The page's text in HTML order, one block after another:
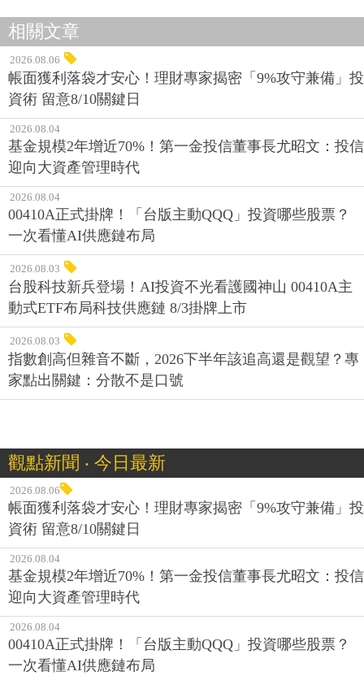
相關文章
2026.08.06
帳面獲利落袋才安心！理財專家揭密「9%攻守兼備」投
資術 留意8/10關鍵日
2026.08.04
基金規模2年增近70%！第一金投信董事長尤昭文：投信
迎向大資產管理時代
2026.08.04
00410A正式掛牌！「台版主動QQQ」投資哪些股票？
一次看懂AI供應鏈布局
2026.08.03
台股科技新兵登場！AI投資不光看護國神山 00410A主
動式ETF布局科技供應鏈 8/3掛牌上市
2026.08.03
指數創高但雜音不斷，2026下半年該追高還是觀望？專
家點出關鍵：分散不是口號
觀點新聞 ‧ 今日最新
2026.08.06
帳面獲利落袋才安心！理財專家揭密「9%攻守兼備」投
資術 留意8/10關鍵日
2026.08.04
基金規模2年增近70%！第一金投信董事長尤昭文：投信
迎向大資產管理時代
2026.08.04
00410A正式掛牌！「台版主動QQQ」投資哪些股票？
一次看懂AI供應鏈布局